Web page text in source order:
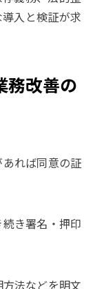
入と検証が求
務改善の
れば同意の証
き署名・押印
法などを明文